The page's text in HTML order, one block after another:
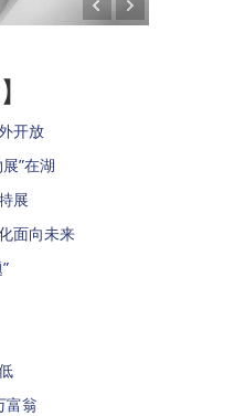
开放
”在湖
展
面向未来
富翁